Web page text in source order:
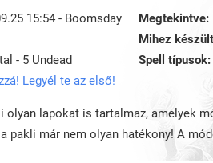
15:54 - Boomsday Megtekintve:
Mihez
- 5 Undead Spell típusok:
Legyél te az első!
olyan lapokat is tartalmaz, amelyek
pakli már nem olyan hatékony! A